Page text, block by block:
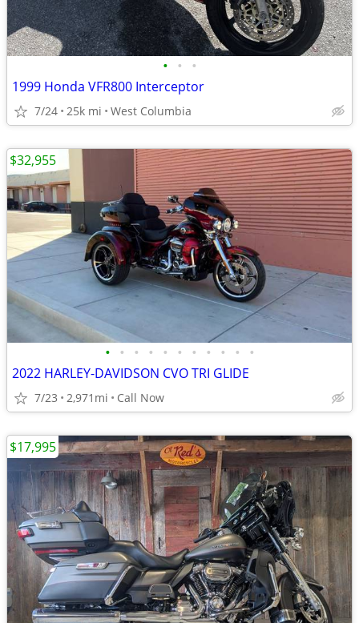
• • •
1999 Honda VFR800 Interceptor
7/24 25k mi West Columbia
• • • • • • • • • • •
2022 HARLEY-DAVIDSON CVO TRI GLIDE
7/23 2,971mi Call Now
$32,955
$17,995